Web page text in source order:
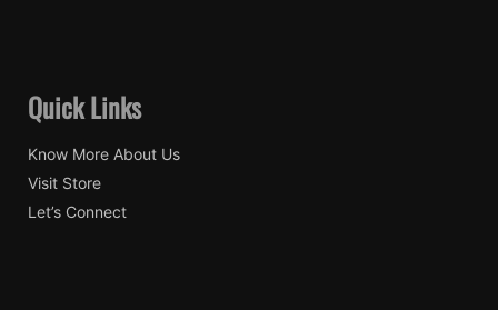
Quick Links
Know More About Us
Visit Store
Let’s Connect